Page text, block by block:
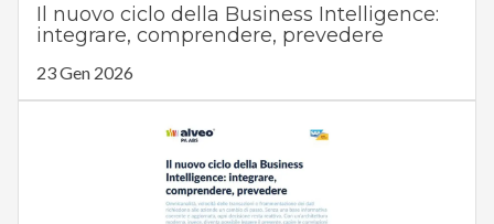
Il nuovo ciclo della Business Intelligence:
integrare, comprendere, prevedere
23 Gen 2026